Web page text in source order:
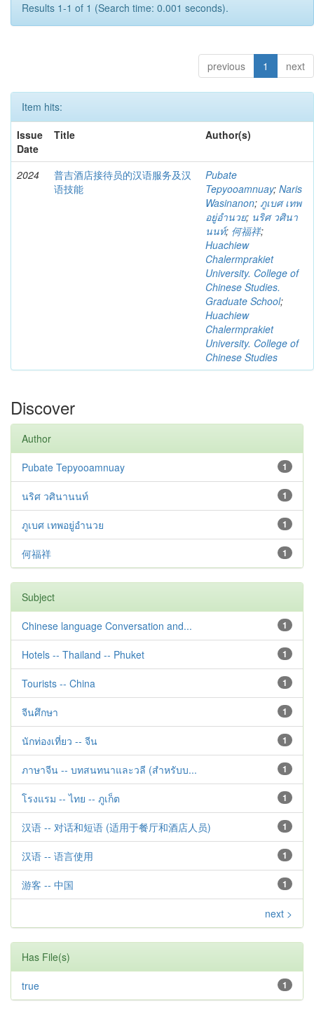
Results 1-1 of 1 (Search time: 0.001 seconds).
previous 1 next
Item hits:
Issue
Date
Title Author(s)
2024
普吉酒店接待员的汉语服务及汉
语技能
Pubate
Tepyooamnuay; Naris
Wasinanon; ภูเบศ เทพ
อยู่อำนวย; นริศ วศินา
นนท์; 何福祥;
Huachiew
Chalermprakiet
University. College of
Chinese Studies.
Graduate School;
Huachiew
Chalermprakiet
University. College of
Chinese Studies
Discover
Author
1
Pubate Tepyooamnuay
1
นริศ วศินานนท์
1
ภูเบศ เทพอยู่อำนวย
1
何福祥
Subject
1
Chinese language Conversation and...
1
Hotels -- Thailand -- Phuket
1
Tourists -- China
1
จีนศึกษา
1
นักท่องเที่ยว -- จีน
1
ภาษาจีน -- บทสนทนาและวลี (สำหรับบ...
1
โรงแรม -- ไทย -- ภูเก็ต
1
汉语 -- 对话和短语 (适用于餐厅和酒店人员)
1
汉语 -- 语言使用
1
游客 -- 中国
next >
Has File(s)
1
true